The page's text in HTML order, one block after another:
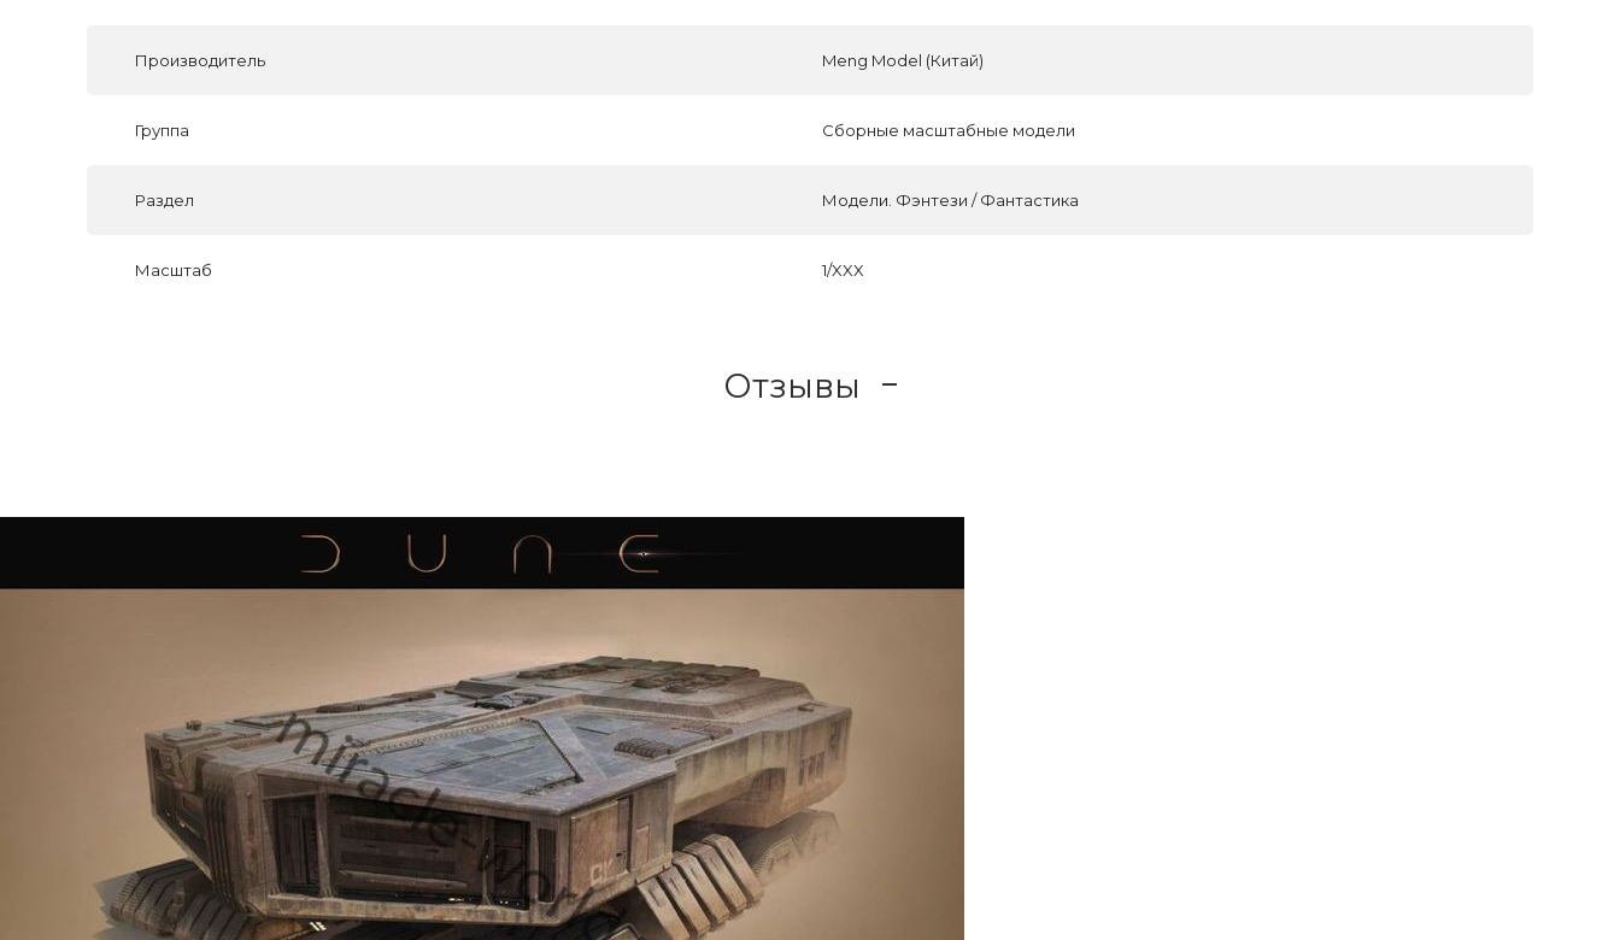
Производитель Meng Model (Китай)
Группа Сборные масштабные модели
Раздел Модели. Фэнтези / Фантастика
Масштаб 1/XXX
Отзывы